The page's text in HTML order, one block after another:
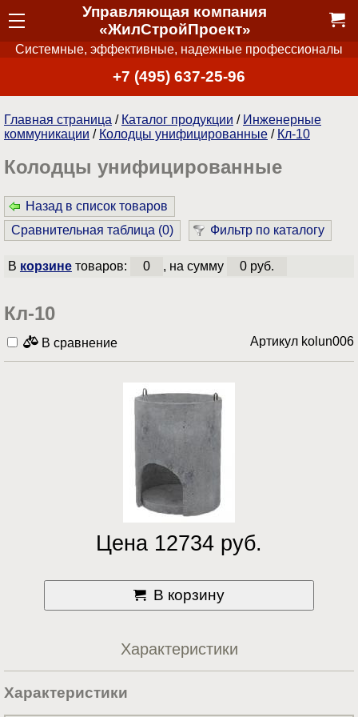
Управляющая компания
«ЖилСтройПроект»
Системные, эффективные, надежные профессионалы
+7 (495) 637-25-96
Главная страница / Каталог продукции / Инженерные
коммуникации / Колодцы унифицированные / Кл-10
Колодцы унифицированные
Назад в список товаров
Сравнительная таблица (0) Фильтр по каталогу
В корзинетоваров: 0 , на сумму 0 руб.
Кл-10
В сравнение Артикул kolun006
Цена 12734 руб.
В корзину
Характеристики
Характеристики